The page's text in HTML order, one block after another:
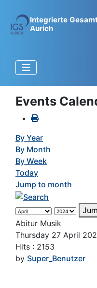
Integrierte
Aurich
Events
By Year
By Month
By Week
Today
Jump to month
Abitur Musik
Thursday 27 April
Hits : 2153
by Super_Benutzer